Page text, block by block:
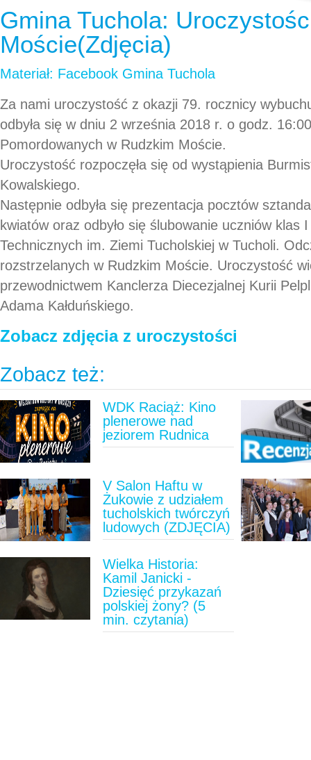
Gmina Tuchola:
Moście(Zdjęcia)
Materiał: Facebook Gmina Tuchola
Za nami uroczystość z okazji 79. rocznicy
odbyła się w dniu 2 września 2018 r. o godz.
Pomordowanych w Rudzkim Moście.
Uroczystość rozpoczęła się od wystąpienia
Kowalskiego.
Następnie odbyła się prezentacja pocztów
kwiatów oraz odbyło się ślubowanie uczniów klas I
Technicznych im. Ziemi Tucholskiej w Tucholi.
rozstrzelanych w Rudzkim Moście. Uroczystość
przewodnictwem Kanclerza Diecezjalnej Kurii
Adama Kałduńskiego.
Zobacz zdjęcia z uroczystości
Zobacz też:
WDK Raciąż: Kino
plenerowe nad
jeziorem Rudnica
V Salon Haftu w
Żukowie z udziałem
tucholskich twórczyń
ludowych (ZDJĘCIA)
Wielka Historia:
Kamil Janicki -
Dziesięć przykazań
polskiej żony? (5
min. czytania)